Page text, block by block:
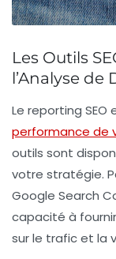
Les Outils
l’Analyse de
Le reporting
performance de
outils sont
votre stratégie.
Google Search
capacité à
sur le trafic et la